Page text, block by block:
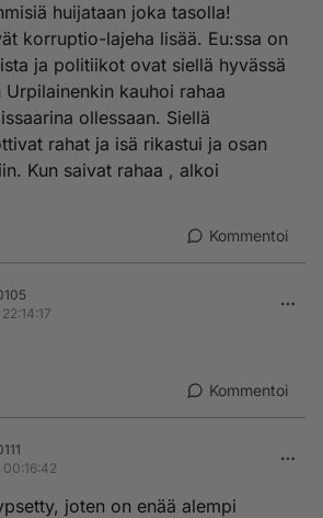
huijataan joka tasolla!
korruptio-lajeha lisää. Eu:ssa on
ja politiikot ovat siellä hyvässä
Urpilainenkin kauhoi rahaa
ollessaan. Siellä
rahat ja isä rikastui ja osan
Kun saivat rahaa , alkoi
Kommentoi
Kommentoi
joten on enää alempi